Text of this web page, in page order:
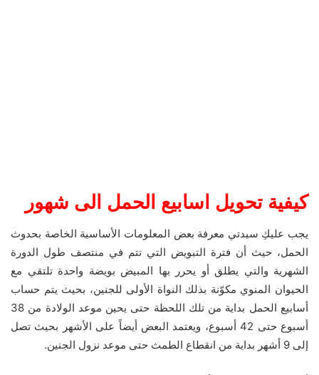
كيفية تحويل اسابيع الحمل الى شهور
يجب عليكِ سيدتي معرفة بعض المعلومات الأساسية الخاصة بحدوث
الحمل، حيث أن فترة التبويض التي تتم في منتصف طول الدورة
الشهرية والتي يطلق أو يحرر بها المبيض بويضة واحدة تلتقي مع
الحيوان المنوي مكوّنة بذلك النواة الأولى للجنين، بحيث يتم حساب
أسابيع الحمل بداية من تلك اللحظة حتى يحين موعد الولادة من 38
أسبوع حتى 42 أسبوع، ويعتمد البعض أيضاً على الأشهر بحيث تصل
إلى 9 أشهر بداية من انقطاع الطمث حتى موعد نزول الجنين.